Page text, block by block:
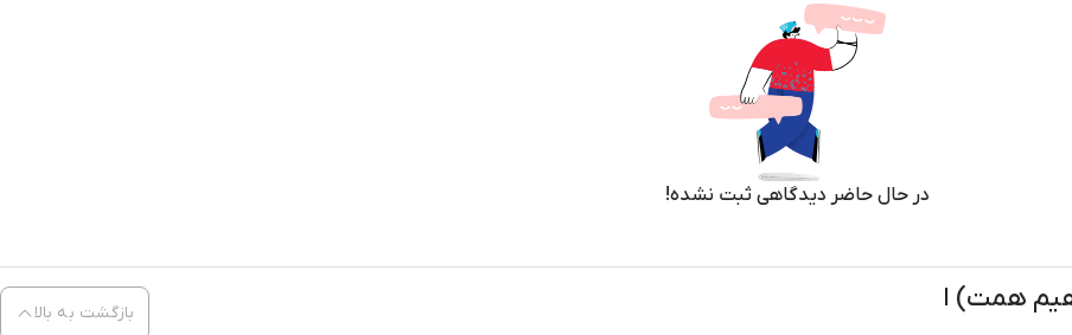
در حال حاضر دیدگاهی ثبت نشده!
بازگشت به بالا